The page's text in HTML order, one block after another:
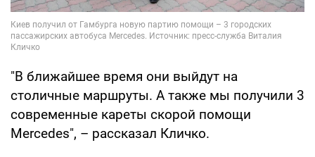
"В ближайшее время они выйдут на
столичные маршруты. А также мы получили 3
современные кареты скорой помощи
Mercedes", – рассказал Кличко.